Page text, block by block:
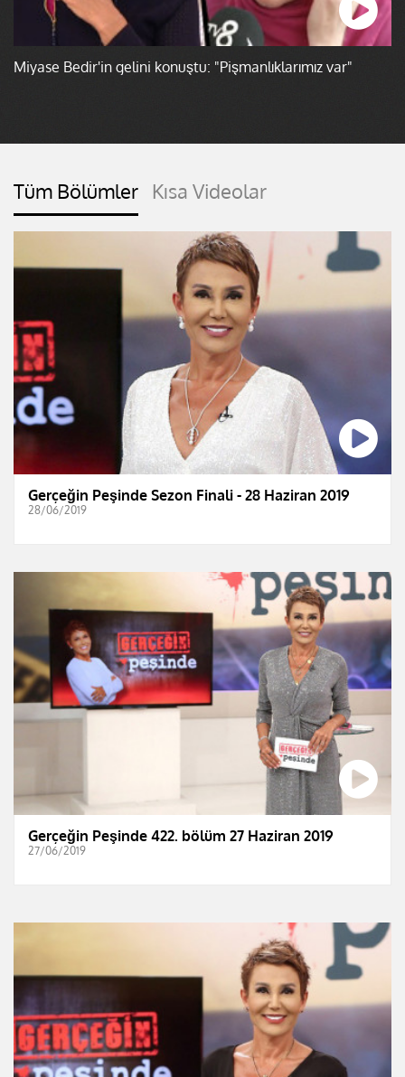
Miyase Bedir'in gelini konuştu: "Pişmanlıklarımız var"
Tüm Bölümler Kısa Videolar
Gerçeğin Peşinde Sezon Finali - 28 Haziran 2019
28/06/2019
Gerçeğin Peşinde 422. bölüm 27 Haziran 2019
27/06/2019